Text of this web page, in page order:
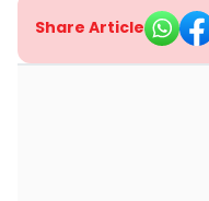
Share Article